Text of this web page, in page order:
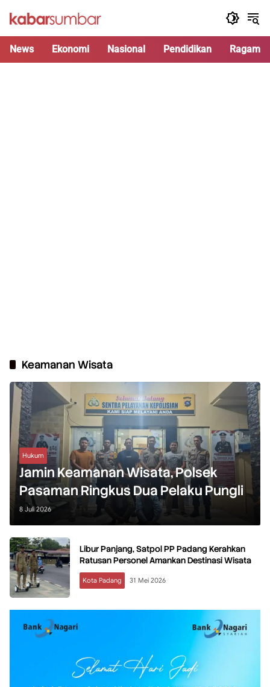
News Ekonomi Nasional Pendidikan Ragam
Keamanan Wisata
Hukum
Jamin Keamanan Wisata, Polsek
Pasaman Ringkus Dua Pelaku Pungli
8 Juli 2026
Libur Panjang, Satpol PP Padang Kerahkan
Ratusan Personel Amankan Destinasi Wisata
Kota Padang 31 Mei 2026